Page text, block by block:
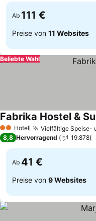
Ab 111 €
Preise von 11 Websites
Beliebte Wahl
2 Sterne
Hotel Vielfältige Speise-
Fabrika Hostel &
8,8 Hervorragend 19.878
Ab 41 €
Preise von 9 Websites